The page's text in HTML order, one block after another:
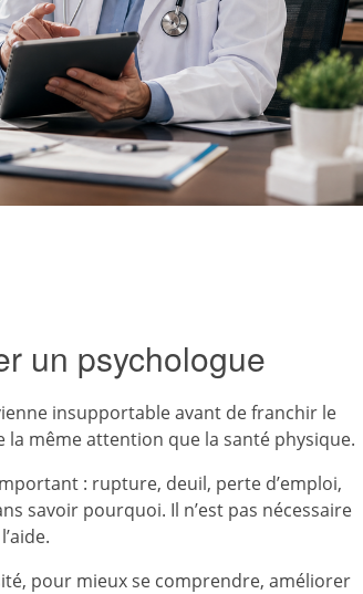
un psychologue
insupportable avant de franchir le
même attention que la santé physique.
: rupture, deuil, perte d’emploi,
savoir pourquoi. Il n’est pas nécessaire
pour mieux se comprendre, améliorer